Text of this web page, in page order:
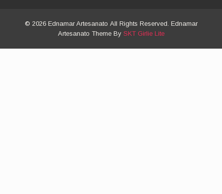
© 2026 Ednamar Artesanato All Rights Reserved. Ednamar
Artesanato Theme By SKT Girlie Lite